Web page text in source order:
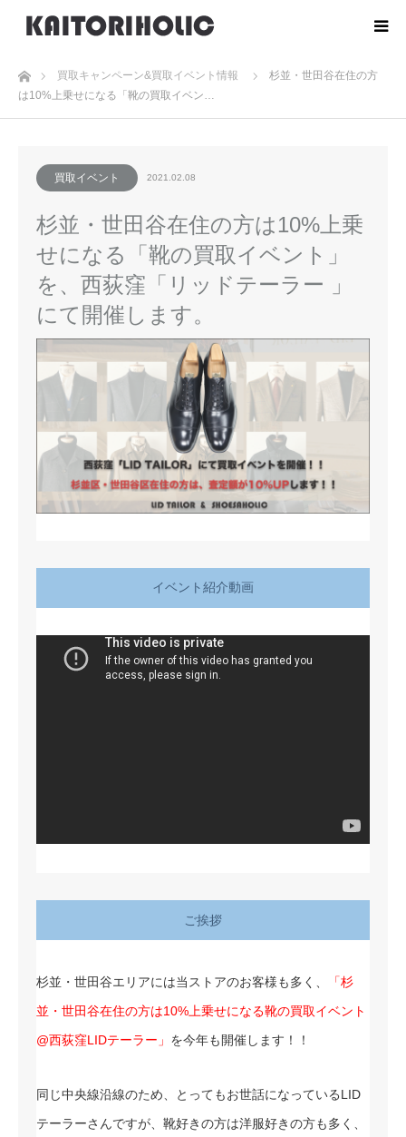
ホーム買取キャンペーン&買取イベント情報
杉並・世田谷在住の方
は10%上乗せになる「靴の買取イベン…
買取イベント 2021.02.08
杉並・世田谷在住の方は10%上乗
せになる「靴の買取イベント」
を、西荻窪「リッドテーラー 」
にて開催します。
イベント紹介動画
ご挨拶
杉並・世田谷エリアには当ストアのお客様も多く、
「杉
並・世田谷在住の方は10%上乗せになる靴の買取イベント
@西荻窪LIDテーラー」 を今年も開催します！！
同じ中央線沿線のため、とってもお世話になっているLID
テーラーさんですが、靴好きの方は洋服好きの方も多く、